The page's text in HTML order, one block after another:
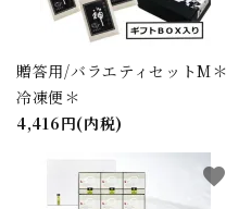
贈答用/バラエティセットM＊
冷凍便＊
4,416円(内税)
favorite